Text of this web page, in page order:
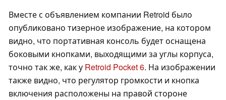
Вместе с объявлением компании Retroid было
опубликовано тизерное изображение, на котором
видно, что портативная консоль будет оснащена
боковыми кнопками, выходящими за углы корпуса,
точно так же, как у Retroid Pocket 6. На изображении
также видно, что регулятор громкости и кнопка
включения расположены на правой стороне